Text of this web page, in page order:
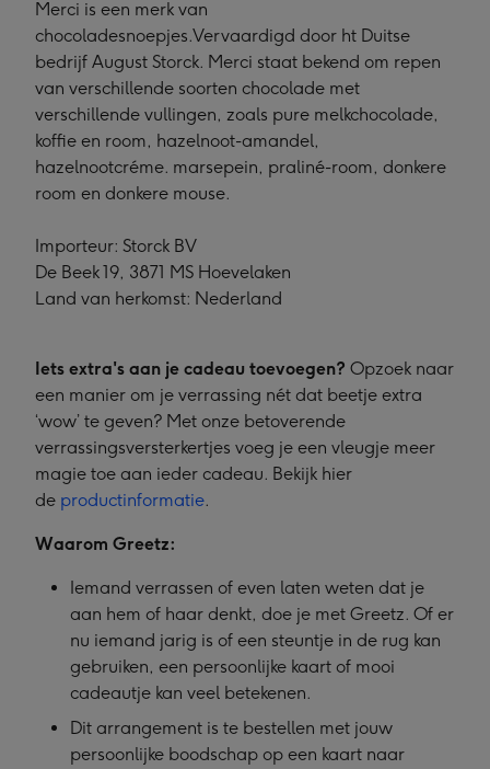
Merci is een merk van
chocoladesnoepjes.Vervaardigd door ht Duitse
bedrijf August Storck. Merci staat bekend om repen
van verschillende soorten chocolade met
verschillende vullingen, zoals pure melkchocolade,
koffie en room, hazelnoot-amandel,
hazelnootcréme. marsepein, praliné-room, donkere
room en donkere mouse.
Importeur: Storck BV
De Beek 19, 3871 MS Hoevelaken
Land van herkomst: Nederland
Iets extra's aan je cadeau toevoegen? Opzoek naar
een manier om je verrassing nét dat beetje extra
‘wow’ te geven? Met onze betoverende
verrassingsversterkertjes voeg je een vleugje meer
magie toe aan ieder cadeau. Bekijk hier
de productinformatie.
Waarom Greetz:
Iemand verrassen of even laten weten dat je
aan hem of haar denkt, doe je met Greetz. Of er
nu iemand jarig is of een steuntje in de rug kan
gebruiken, een persoonlijke kaart of mooi
cadeautje kan veel betekenen.
Dit arrangement is te bestellen met jouw
persoonlijke boodschap op een kaart naar